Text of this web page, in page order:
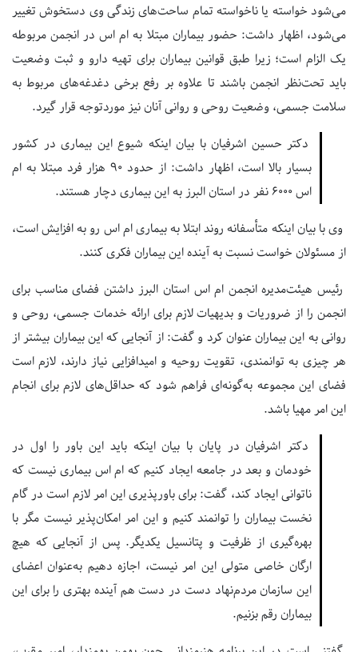
می‌شود خواسته یا ناخواسته تمام ساحت‌های زندگی وی دستخوش تغییر
می‌شود، اظهار داشت: حضور بیماران مبتلا به ام اس در انجمن مربوطه
یک الزام است؛ زیرا طبق قوانین بیماران برای تهیه دارو و ثبت وضعیت
باید تحت‌نظر انجمن باشند تا علاوه بر رفع برخی دغدغه‌های مربوط به
سلامت جسمی، وضعیت روحی و روانی آنان نیز موردتوجه قرار گیرد.
دکتر حسین اشرفیان با بیان اینکه شیوع این بیماری در کشور
بسیار بالا است، اظهار داشت: از حدود 90 هزار فرد مبتلا به ام
اس 6000 نفر در استان البرز به این بیماری دچار هستند.
وی با بیان اینکه متأسفانه روند ابتلا به بیماری ام اس رو به افزایش است،
از مسئولان خواست نسبت به آینده این بیماران فکری کنند.
رئیس هیئت‌مدیره انجمن ام اس استان البرز داشتن فضای مناسب برای
انجمن را از ضروریات و بدیهیات لازم برای ارائه خدمات جسمی، روحی و
روانی به این بیماران عنوان کرد و گفت: از آنجایی که این بیماران بیشتر از
هر چیزی به توانمندی، تقویت روحیه و امیدافزایی نیاز دارند، لازم است
فضای این مجموعه به‌گونه‌ای فراهم شود که حداقل‌های لازم برای انجام
این امر مهیا باشد.
دکتر اشرفیان در پایان با بیان اینکه باید این باور را اول در
خودمان و بعد در جامعه ایجاد کنیم که ام اس بیماری نیست که
ناتوانی ایجاد کند، گفت: برای باورپذیری این امر لازم است در گام
نخست بیماران را توانمند کنیم و این امر امکان‌پذیر نیست مگر با
بهره‌گیری از ظرفیت و پتانسیل یکدیگر. پس از آنجایی که هیچ
ارگان خاصی متولی این امر نیست، اجازه دهیم به‌عنوان اعضای
این سازمان مردم‌نهاد دست در دست هم آینده بهتری را برای این
بیماران رقم بزنیم.